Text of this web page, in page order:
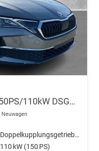
Essence 1.5 eTSI mHEV 150PS/110kW DSG7 2026
Neuwagen
Doppelkupplungsgetriebe (DSG)
110 kW (150 PS)